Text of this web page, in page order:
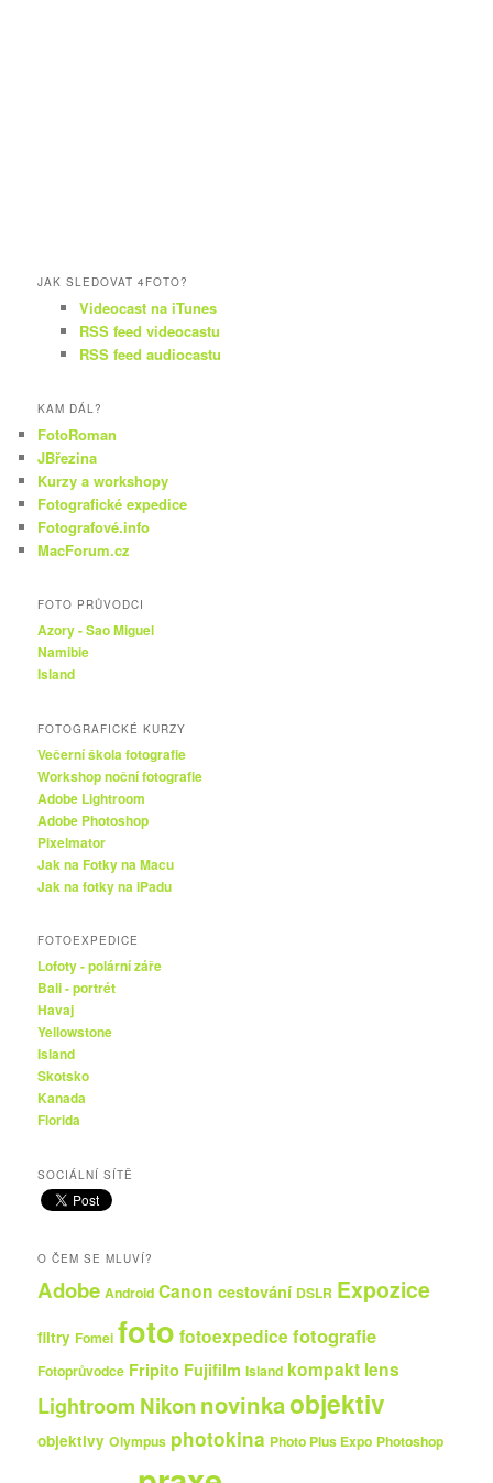
JAK SLEDOVAT 4FOTO?
Videocast na iTunes
RSS feed videocastu
RSS feed audiocastu
KAM DÁL?
FotoRoman
JBřezina
Kurzy a workshopy
Fotografické expedice
Fotografové.info
MacForum.cz
FOTO PRŮVODCI
Azory - Sao Miguel
Namibie
Island
FOTOGRAFICKÉ KURZY
Večerní škola fotografie
Workshop noční fotografie
Adobe Lightroom
Adobe Photoshop
Pixelmator
Jak na Fotky na Macu
Jak na fotky na iPadu
FOTOEXPEDICE
Lofoty - polární záře
Bali - portrét
Havaj
Yellowstone
Island
Skotsko
Kanada
Florida
SOCIÁLNÍ SÍTĚ
O ČEM SE MLUVÍ?
Adobe Android Canon cestování DSLR Expozice
filtry Fomei foto fotoexpedice fotografie
Fotoprůvodce Fripito Fujifilm Island kompakt lens
Lightroom Nikonnovinkaobjektiv
objektivy Olympus photokina Photo Plus Expo Photoshop